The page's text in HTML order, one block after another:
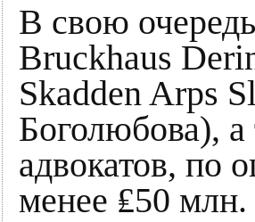
В свою
Bruckhaus
Skadden Arps
Боголюбова),
адвокатов, по
менее ₤50